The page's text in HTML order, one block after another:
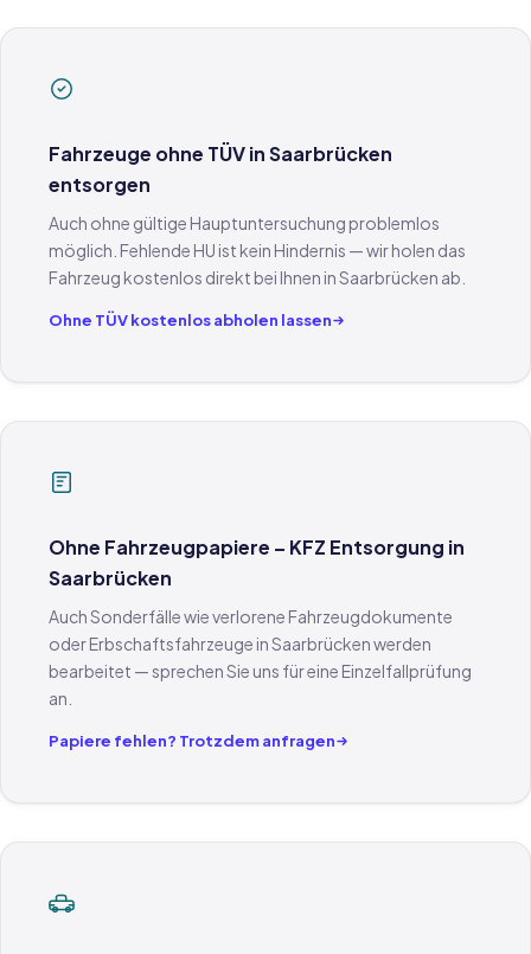
Fahrzeuge ohne TÜV in Saarbrücken
entsorgen
Auch ohne gültige Hauptuntersuchung problemlos
möglich. Fehlende HU ist kein Hindernis — wir holen das
Fahrzeug kostenlos direkt bei Ihnen in Saarbrücken ab.
Ohne TÜV kostenlos abholen lassen
Ohne Fahrzeugpapiere – KFZ Entsorgung in
Saarbrücken
Auch Sonderfälle wie verlorene Fahrzeugdokumente
oder Erbschaftsfahrzeuge in Saarbrücken werden
bearbeitet — sprechen Sie uns für eine Einzelfallprüfung
an.
Papiere fehlen? Trotzdem anfragen